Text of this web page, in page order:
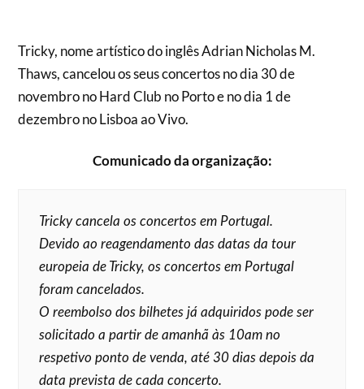
Tricky, nome artístico do inglês Adrian Nicholas M.
Thaws, cancelou os seus concertos no dia 30 de
novembro no Hard Club no Porto e no dia 1 de
dezembro no Lisboa ao Vivo.
Comunicado da organização:
Tricky cancela os concertos em Portugal.
Devido ao reagendamento das datas da tour
europeia de Tricky, os concertos em Portugal
foram cancelados.
O reembolso dos bilhetes já adquiridos pode ser
solicitado a partir de amanhã às 10am no
respetivo ponto de venda, até 30 dias depois da
data prevista de cada concerto.